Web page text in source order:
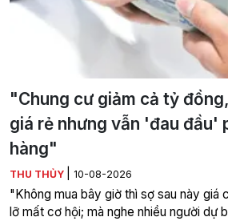
"Chung cư giảm cả tỷ
giá rẻ nhưng vẫn 'đau đầu'
hàng"
THU THỦY 10-08-2026
"Không mua bây giờ thì sợ sau này giá
lỡ mất cơ hội; mà nghe nhiều người dự